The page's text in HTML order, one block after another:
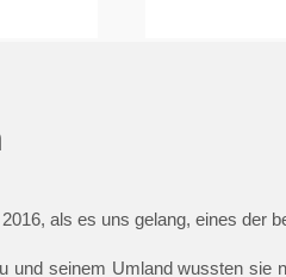
als es uns gelang, eines der
seinem Umland wussten sie